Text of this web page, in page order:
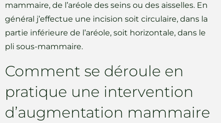
mammaire, de l’aréole des seins ou des aisselles. En
général j’effectue une incision soit circulaire, dans la
partie inférieure de l’aréole, soit horizontale, dans le
pli sous-mammaire.
Comment se déroule en
pratique une intervention
d’augmentation mammaire